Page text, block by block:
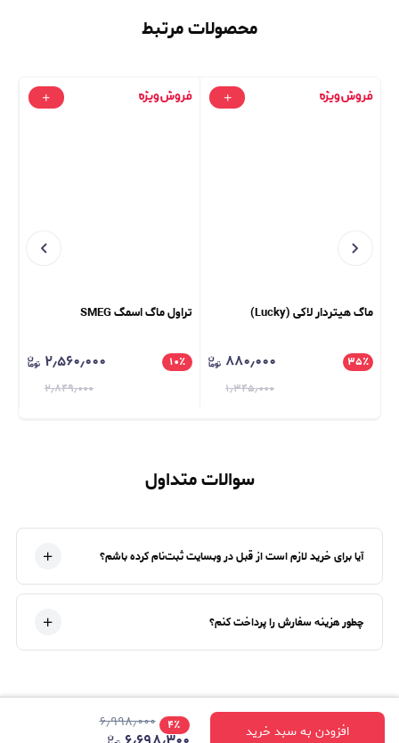
افزودن به سبد خرید ۴٪ ۶٫۹۹۸٫۰۰۰
محصولات مرتبط
ماگ هیتردار لاکی (Lucky)
۳۵٪ ۸۸۰٫۰۰۰
۱٫۳۴۵٫۰۰۰
تراول ماگ اسمگ SMEG
۱۰٪ ۲٫۵۶۰٫۰۰۰
۲٫۸۴۹٫۰۰۰
سوالات متداول
آیا برای خرید لازم است از قبل در وبسایت ثبت‌نام کرده باشم؟
چطور هزینه سفارش را پرداخت کنم؟